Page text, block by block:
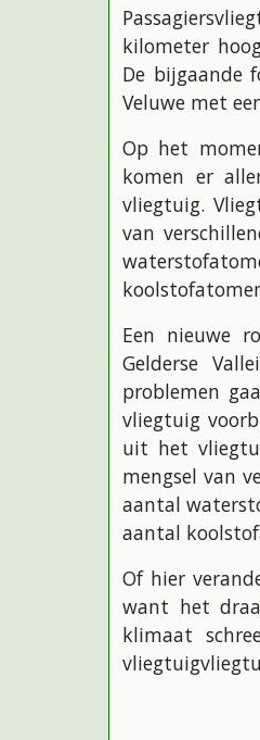
kilometer
De bijgaande
Veluwe met
Op het
komen er
vliegtuig.
van
Een nieuwe
Gelderse
problemen
vliegtuig
uit het
mengsel van
aantal
aantal
Of hier
want het
klimaat